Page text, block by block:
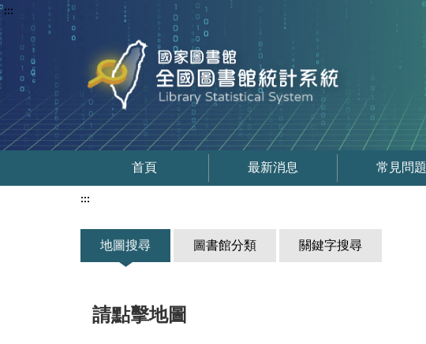
:::
首頁 最新消息 常見問題
:::
地圖搜尋 圖書館分類 關鍵字搜尋
請點擊地圖